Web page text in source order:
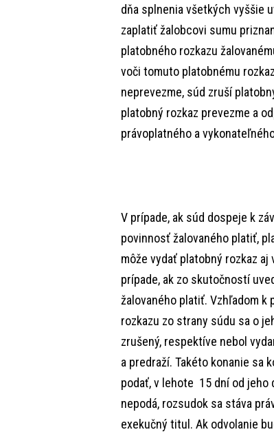
dňa splnenia všetkých vyššie
zaplatiť žalobcovi sumu
platobného rozkazu
voči tomuto platobnému
neprevezme, súd zruší
platobný rozkaz prevezme a
právoplatného a
V prípade, ak súd dospeje k
povinnosť žalovaného platiť,
môže vydať platobný rozkaz aj
prípade, ak zo skutočností
žalovaného platiť. Vzhľadom k
rozkazu zo strany súdu sa o
zrušený, respektíve nebol
a predraží. Takéto konanie sa
podať, v lehote 15 dní od jeho
nepodá, rozsudok sa stáva
exekučný titul. Ak odvolanie